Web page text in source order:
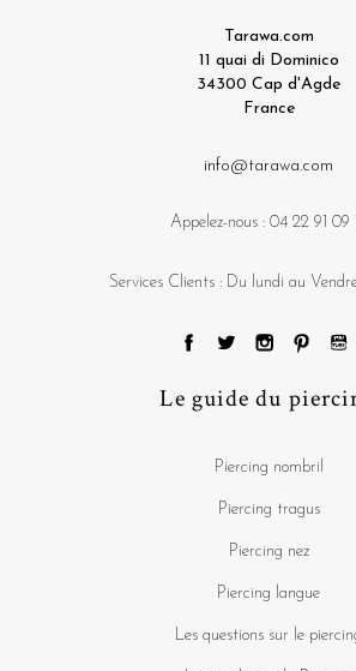
Tarawa.com
11 quai di Dominico
34300 Cap d'Agde
France
info@tarawa.com
Appelez-nous : 04 22 91 09
Services Clients : Du lundi au
Le guide du
Piercing nombril
Piercing tragus
Piercing nez
Piercing langue
Les questions sur le